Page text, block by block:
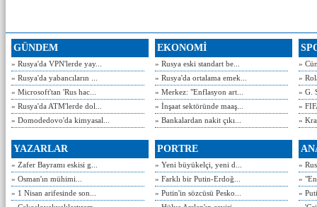
GÜNDEM
» Rusya'da VPN'lerde yay...
» Rusya'da yabancıların ...
» Microsoft'tan 'Rus hac...
» Rusya'da ATM'lerde dol...
» Domodedovo'da kimyasal...
EKONOMİ
» Rusya eski standart be...
» Rusya'da ortalama emek...
» Merkez: "Enflasyon art...
» İnşaat sektöründe maaş...
» Bankalardan nakit çıkı...
»
»
» G.
»
»
YAZARLAR
» Zafer Bayramı eskisi g...
» Osman'ın mühimi...
» 1 Nisan arifesinde son...
PORTRE
» Yeni büyükelçi, yeni d...
» Farklı bir Putin-Erdoğ...
» Putin'in sözcüsü Pesko...
»
»
»